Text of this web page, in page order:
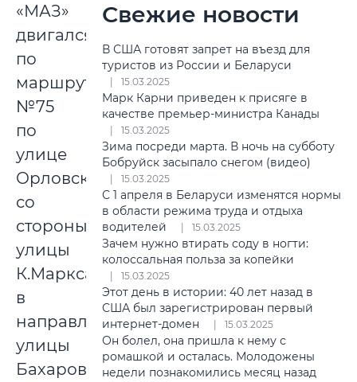
«МАЗ»
двигался
по
маршруту
№75
по
улице
Орловского
со
стороны
улицы
К.Маркса
в
направлении
улицы
Бахарова.
Свежие новости
В США готовят запрет на въезд для
туристов из России и Беларуси
15.03.2025
Марк Карни приведен к присяге в
качестве премьер-министра Канады
15.03.2025
Зима посреди марта. В ночь на субботу
Бобруйск засыпало снегом (видео)
15.03.2025
С 1 апреля в Беларуси изменятся нормы
в области режима труда и отдыха
водителей
15.03.2025
Зачем нужно втирать соду в ногти:
колоссальная польза за копейки
15.03.2025
Этот день в истории: 40 лет назад в
США был зарегистрирован первый
интернет-домен
15.03.2025
Он болел, она пришла к нему с
ромашкой и осталась. Молодожены
недели познакомились месяц назад